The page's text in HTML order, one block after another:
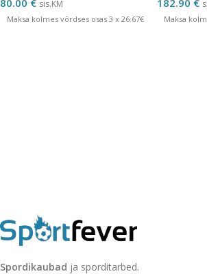
80.00 € sis.KM
Maksa kolmes võrdses osas 3 x 26.67€
182.90 €
Maksa
Spordikaubad ja sporditarbed.